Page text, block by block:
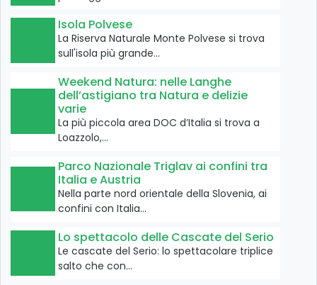
Isola Polvese
La Riserva Naturale Monte Polvese si trova
sull'isola più grande…
Weekend Natura: nelle Langhe
dell’astigiano tra Natura e delizie
varie
La più piccola area DOC d’Italia si trova a
Loazzolo,…
Parco Nazionale Triglav ai confini tra
Italia e Austria
Nella parte nord orientale della Slovenia, ai
confini con Italia…
Lo spettacolo delle Cascate del Serio
Le cascate del Serio: lo spettacolare triplice
salto che con…